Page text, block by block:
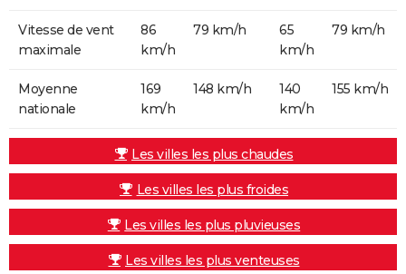
Vitesse de vent
maximale
86
km/h
79 km/h
65
km/h
79 km/h
Moyenne
nationale
169
km/h
148 km/h
140
km/h
155 km/h
Les villes les plus chaudes
Les villes les plus froides
Les villes les plus pluvieuses
Les villes les plus venteuses